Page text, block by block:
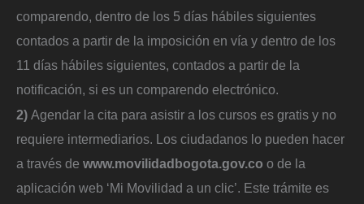
comparendo, dentro de los 5 días hábiles siguientes
contados a partir de la imposición en vía y dentro de los
11 días hábiles siguientes, contados a partir de la
notificación, si es un comparendo electrónico.
2) Agendar la cita para asistir a los cursos es gratis y no
requiere intermediarios. Los ciudadanos lo pueden hacer
a través de www.movilidadbogota.gov.co o de la
aplicación web ‘Mi Movilidad a un clic’. Este trámite es